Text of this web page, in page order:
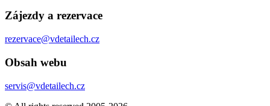
Zájezdy a rezervace
rezervace@vdetailech.cz
Obsah webu
servis@vdetailech.cz